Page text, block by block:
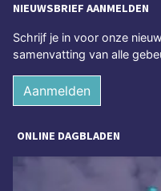
NIEUWSBRIEF AANMELDEN
Schrijf je in voor onze
samenvatting van alle
Aanmelden
ONLINE DAGBLADEN